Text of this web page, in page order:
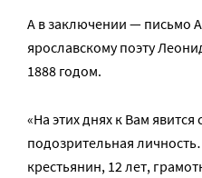
А в заключении — письмо
ярославскому поэту
1888 годом.
«На этих днях к Вам
подозрительная
крестьянин, 12 лет,